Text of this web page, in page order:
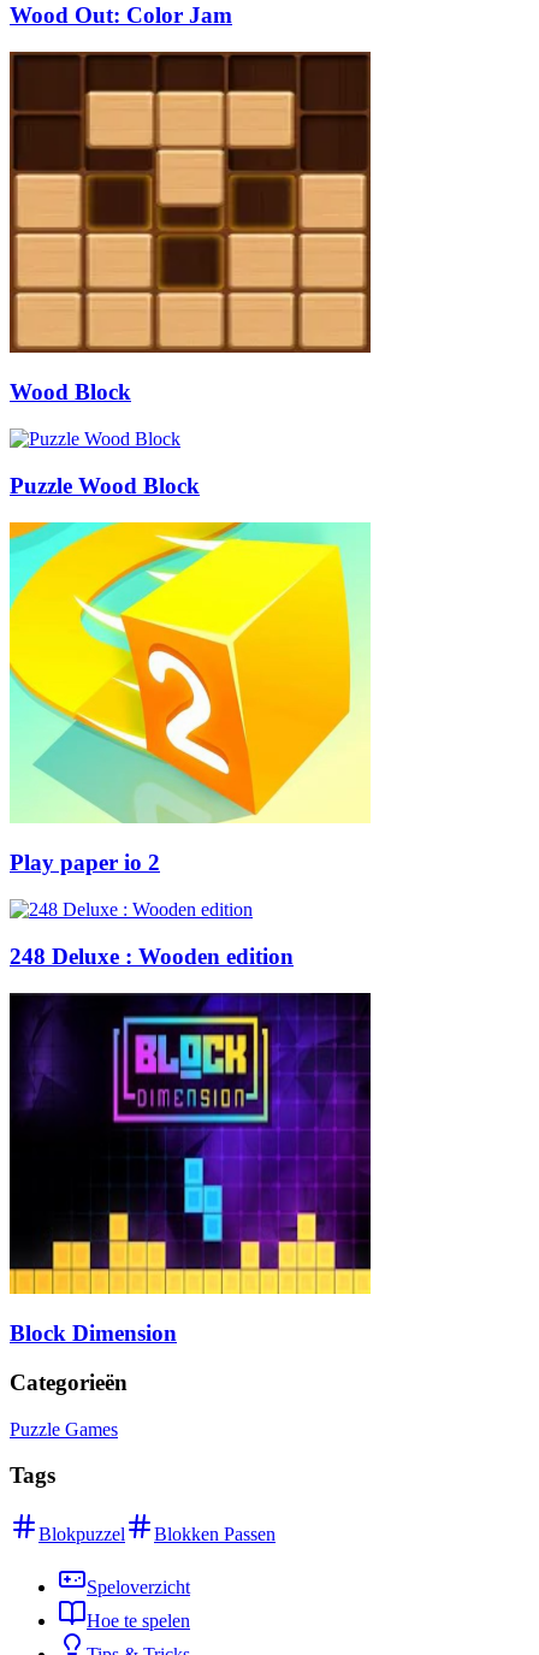
Wood Out: Color Jam
Wood Block
Puzzle Wood Block
Play paper io 2
248 Deluxe : Wooden edition
Block Dimension
Categorieën
Puzzle Games
Tags
Blokpuzzel Blokken Passen
Speloverzicht
Hoe te spelen